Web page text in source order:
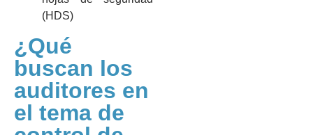
(HDS)
¿Qué
buscan los
auditores en
el tema de